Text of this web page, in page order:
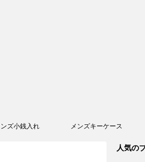
ンズ小銭入れ メンズキーケース
人気の